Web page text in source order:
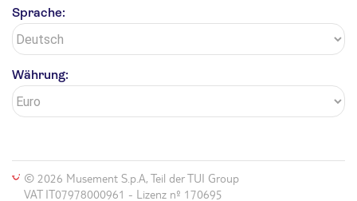
Sprache:
Währung:
© 2026 Musement S.p.A, Teil der TUI Group
VAT IT07978000961 - Lizenz nº 170695